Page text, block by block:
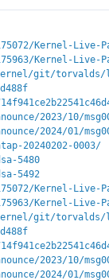
Kernel-Live-
Kernel-Live-
git/torvalds/
2023/10/
2024/01/
20240202-0003/
5480
5492
Kernel-Live-
Kernel-Live-
git/torvalds/
2023/10/
2024/01/